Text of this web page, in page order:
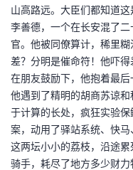
我
的
博
客
我
的
论
坛
我
的
圈
我
的
我
山高路远。大臣们都知道
李善德，一个在长安混了
官。他被同僚算计，稀里
差？分明是催命符！他吓得
在朋友鼓励下，他抱着最后
他遇到了精明的胡商苏谅
于计算的长处，疯狂实验
案，动用了驿站系统、快
这两坛小小的荔枝，沿途
骑手，耗尽了地方多少财